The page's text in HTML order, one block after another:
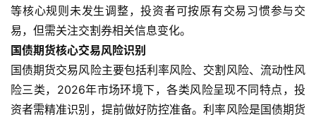
等核心规则未发生调整，投资者可按原有交易习惯参与交
易，但需关注交割券相关信息变化。
国债期货核心交易风险识别
国债期货交易风险主要包括利率风险、交割风险、流动性风
险三类，2026年市场环境下，各类风险呈现不同特点，投
资者需精准识别，提前做好防控准备。利率风险是国债期货